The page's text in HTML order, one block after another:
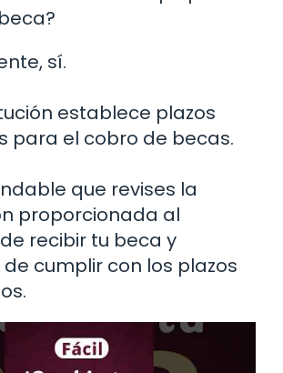
sí.
establece plazos
para el cobro de becas.
que revises la
proporcionada al
recibir tu beca y
cumplir con los plazos